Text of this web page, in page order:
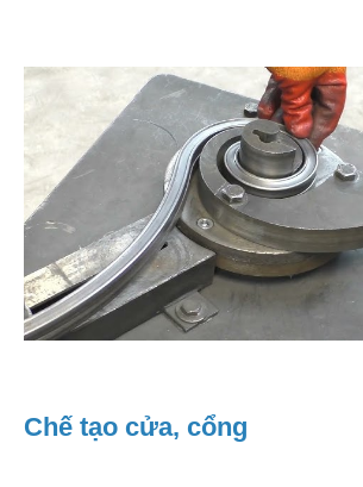
Chế tạo cửa, cổng